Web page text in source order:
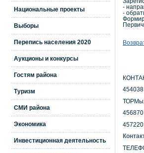
Национальные проекты
Выборы
Перепись населения 2020
Аукционы и конкурсы
Гостям района
Туризм
СМИ района
Экономика
Инвестиционная деятельность
-
-
454038
457220